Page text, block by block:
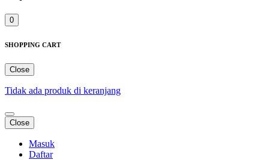
0
SHOPPING CART
Close
Tidak ada produk di keranjang
Close
Masuk
Daftar